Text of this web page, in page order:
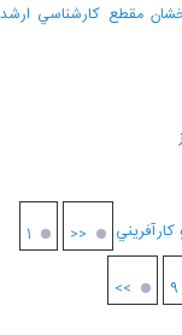
مقطع کارشناسي ارشد
<< ۱
۹ >>